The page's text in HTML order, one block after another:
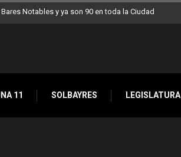
de la Ciudad llegan esta semana a Villa Devoto
11 SOLBAYRES LEGISLATURA